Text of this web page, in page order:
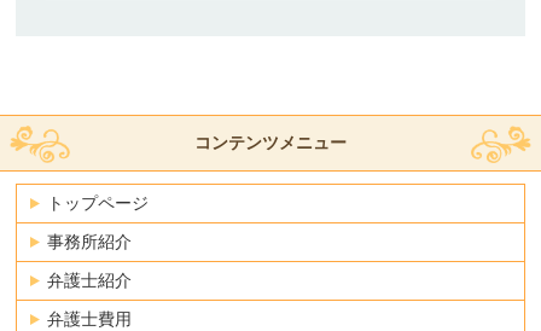
コンテンツメニュー
トップページ
事務所紹介
弁護士紹介
弁護士費用